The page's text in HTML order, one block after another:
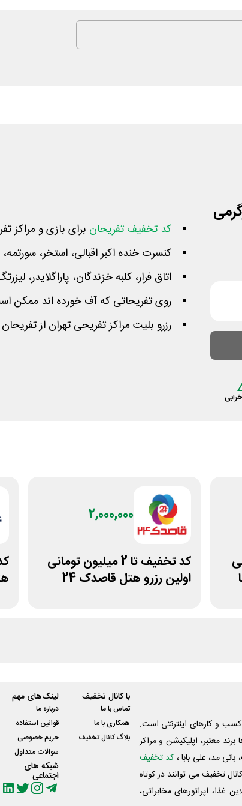
کد تخفیف تفریحان برای بازی و مراکز
کنسرت خنده اکبر اقبالی، استخر،
اتاق فرار، کلبه خزندگان، پاراگلایدر،
روی تفریحاتی که آف خورده اند ممکن
رزرو بلیت مراکز تفریحی تهران از
2,000,000
کد تخفیف تا 2 میلیون تومانی
اولین رزرو هتل قاصدک 24
و‌ کارهای اینترنتی است.
معتبر، اپلیکیشن و مراکز
مد، علی‌ بابا ، کد تخفیف
تخفیف می توانند در کوتاه
غذا، اپراتورهای مخابراتی،
با کانال تخفیف
تماس با ما
همکاری با ما
بلاگ کانال تخفیف
لینک‌های مهم
درباره ما
قوانین استفاده
حریم خصوصی
سوالات متداول
شبکه های
اجتماعی